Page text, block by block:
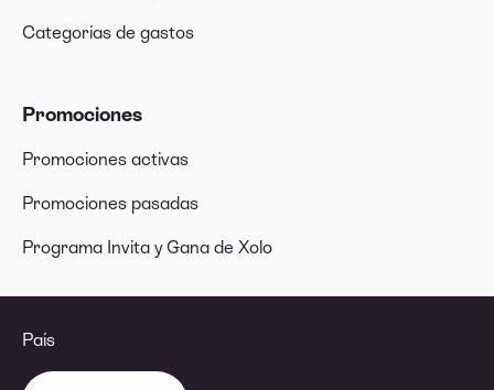
Categorías de gastos
Promociones
Promociones activas
Promociones pasadas
Programa Invita y Gana de Xolo
País